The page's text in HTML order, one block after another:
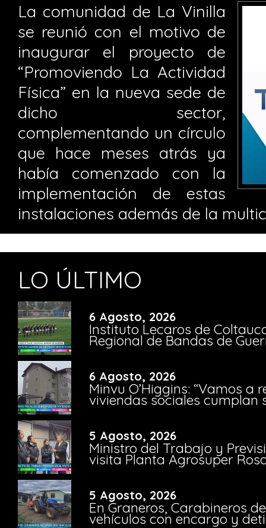
La comunidad de La Vinilla
se reunió con el motivo de
inaugurar el proyecto de
“Promoviendo La Actividad
Física” en la nueva sede de
dicho sector,
complementando un círculo
que hace meses atrás ya
había comenzado con la
implementación de estas
instalaciones además de la
LO ÚLTIMO
6 Agosto, 2026
Instituto Lecaros de
Regional de Bandas de
6 Agosto, 2026
Minvu O’Higgins: “Vamos a
viviendas sociales cumplan
5 Agosto, 2026
Ministro del Trabajo y
visita Planta Agrosuper
5 Agosto, 2026
En Graneros, Carabineros
vehículos con encargo y